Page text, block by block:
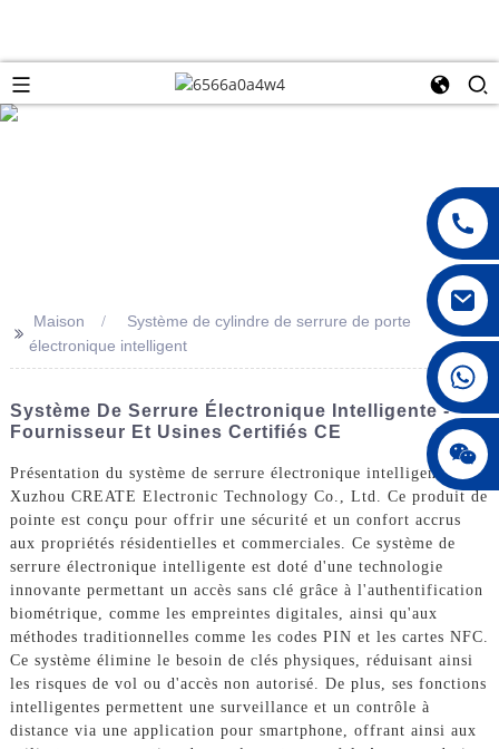
008615396811719
>> Maison
Système de cylindre de serrure de porte
électronique intelligent
Système De Serrure Électronique Intelligente -
Fournisseur Et Usines Certifiés CE
Présentation du système de serrure électronique intelligente de
Xuzhou CREATE Electronic Technology Co., Ltd. Ce produit de
pointe est conçu pour offrir une sécurité et un confort accrus
aux propriétés résidentielles et commerciales. Ce système de
serrure électronique intelligente est doté d'une technologie
innovante permettant un accès sans clé grâce à l'authentification
biométrique, comme les empreintes digitales, ainsi qu'aux
méthodes traditionnelles comme les codes PIN et les cartes NFC.
Ce système élimine le besoin de clés physiques, réduisant ainsi
les risques de vol ou d'accès non autorisé. De plus, ses fonctions
intelligentes permettent une surveillance et un contrôle à
distance via une application pour smartphone, offrant ainsi aux